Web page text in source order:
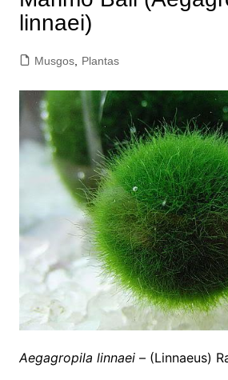
linnaei)
Musgos, Plantas
Aegagropila linnaei– (Linnaeus)